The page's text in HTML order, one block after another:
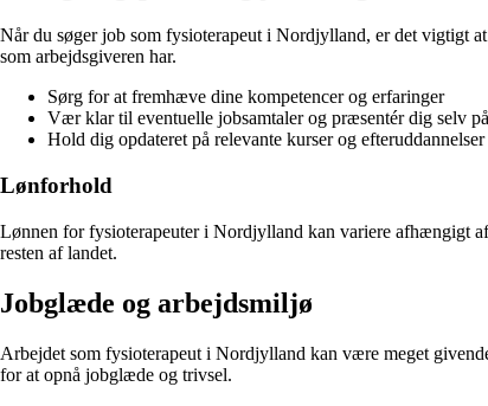
Når du søger job som fysioterapeut i Nordjylland, er det vigtigt
som arbejdsgiveren har.
Sørg for at fremhæve dine kompetencer og erfaringer
Vær klar til eventuelle jobsamtaler og præsentér dig selv
Hold dig opdateret på relevante kurser og
Lønforhold
Lønnen for fysioterapeuter i Nordjylland kan variere afhængigt
resten af landet.
Jobglæde og arbejdsmiljø
Arbejdet som fysioterapeut i Nordjylland kan være meget
for at opnå jobglæde og trivsel.